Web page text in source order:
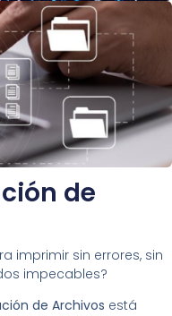
de
imprimir sin errores, sin
impecables?
de Archivos está